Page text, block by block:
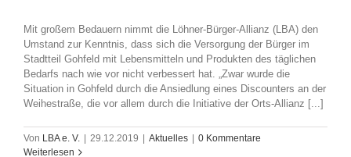
Mit großem Bedauern nimmt die Löhner-Bürger-Allianz (LBA) den
Umstand zur Kenntnis, dass sich die Versorgung der Bürger im
Stadtteil Gohfeld mit Lebensmitteln und Produkten des täglichen
Bedarfs nach wie vor nicht verbessert hat. „Zwar wurde die
Situation in Gohfeld durch die Ansiedlung eines Discounters an der
Weihestraße, die vor allem durch die Initiative der Orts-Allianz [...]
Von LBA e. V. 29.12.2019 Aktuelles
0 Kommentare
Weiterlesen